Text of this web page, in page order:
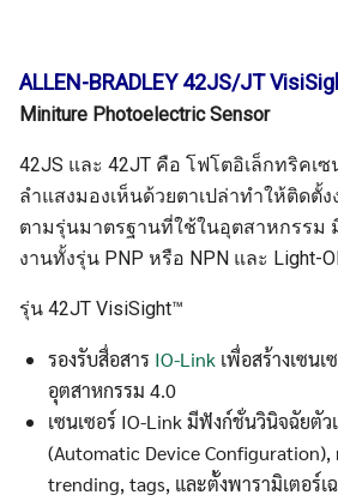
ALLEN-BRADLEY 42JS/JT
Miniture Photoelectric Sensor
42JS และ 42JT คือ โฟโตอิเล็กทริคเซ
ลำแสงมองเห็นด้วยตาเปล่าทำให้ติดตั้ง
ตามรุ่นมาตรฐานที่ใช้ในอุตสาหกรรม
งานทั้งรุ่น PNP หรือ NPN และ Light-
รุ่น 42JT VisiSight™
รองรับสื่อสาร IO-Link เพื่อสร้างเซน
อุตสาหกรรม 4.0
เซนเซอร์ IO-Link มีฟังก์ชั่นวินิจฉัยตัว
(Automatic Device
trending, tags, และตั้งพารามิเตอร์